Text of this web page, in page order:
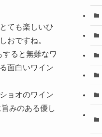
ても楽しいひ
おですね。
ると無難なワ
面白いワイン
ョオのワイン
みのある優し